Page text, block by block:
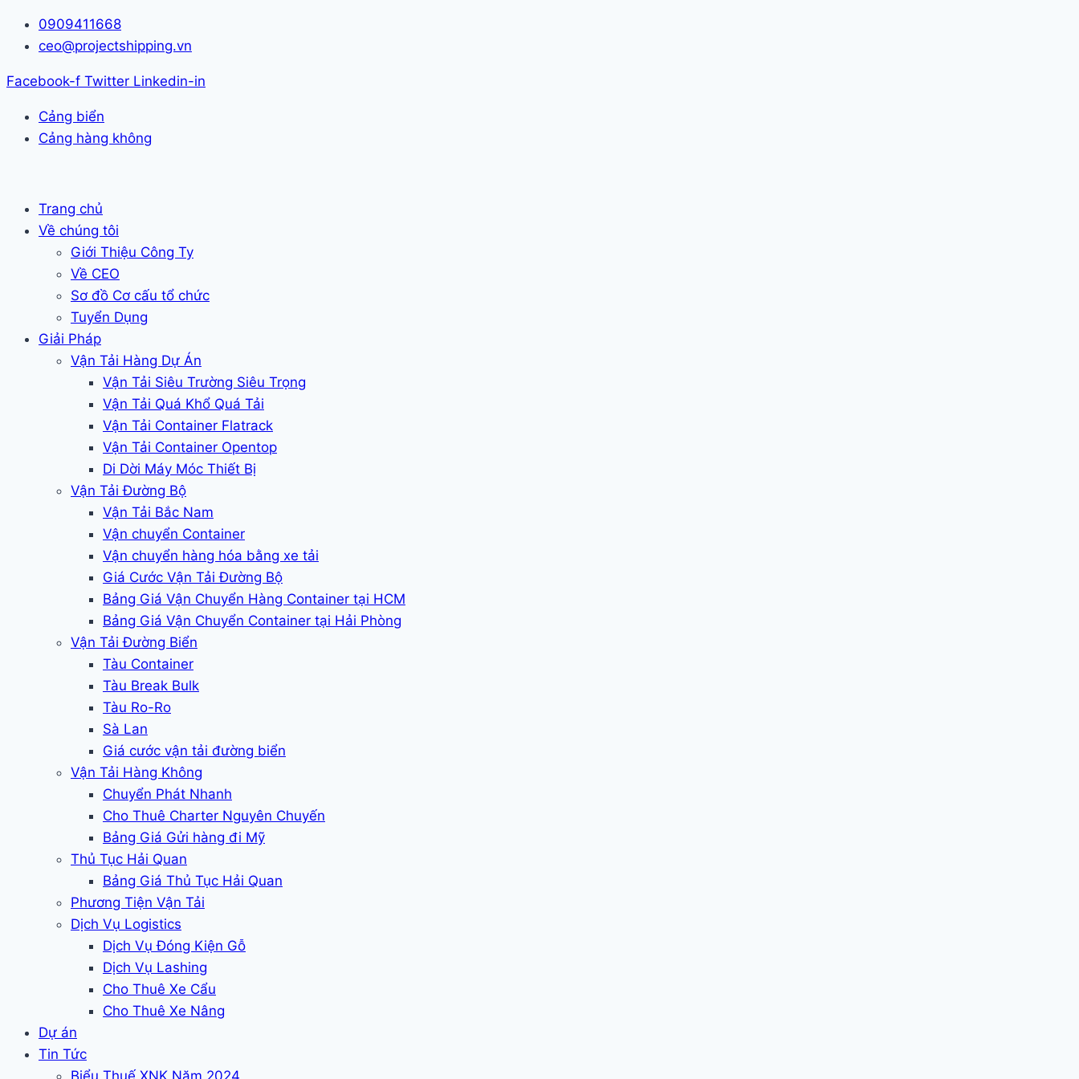
Skip
0909411668
ceo@projectshipping.vn
Facebook-f Twitter Linkedin-in
Cảng biển
Cảng hàng không
Trang chủ
Về chúng tôi
Giới Thiệu Công Ty
Về CEO
Sơ đồ Cơ cấu tổ chức
Tuyển Dụng
Giải Pháp
Vận Tải Hàng Dự Án
Vận Tải Siêu Trường Siêu Trọng
Vận Tải Quá Khổ Quá Tải
Vận Tải Container Flatrack
Vận Tải Container Opentop
Di Dời Máy Móc Thiết Bị
Vận Tải Đường Bộ
Vận Tải Bắc Nam
Vận chuyển Container
Vận chuyển hàng hóa bằng xe tải
Giá Cước Vận Tải Đường Bộ
Bảng Giá Vận Chuyển Hàng Container tại HCM
Bảng Giá Vận Chuyển Container tại Hải Phòng
Vận Tải Đường Biển
Tàu Container
Tàu Break Bulk
Tàu Ro-Ro
Sà Lan
Giá cước vận tải đường biển
Vận Tải Hàng Không
Chuyển Phát Nhanh
Cho Thuê Charter Nguyên Chuyến
Bảng Giá Gửi hàng đi Mỹ
Thủ Tục Hải Quan
Bảng Giá Thủ Tục Hải Quan
Phương Tiện Vận Tải
Dịch Vụ Logistics
Dịch Vụ Đóng Kiện Gỗ
Dịch Vụ Lashing
Cho Thuê Xe Cẩu
Cho Thuê Xe Nâng
Dự án
Tin Tức
Biểu Thuế XNK Năm 2024